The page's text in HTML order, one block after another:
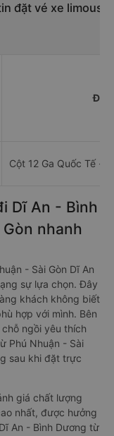
đặt vé xe
Cột 12 Ga Quốc Tế -
Dĩ An - Bình
nhanh
- Sài Gòn Dĩ An
sự lựa chọn. Đây
khách không biết
hợp với mình. Bên
ngồi yêu thích
Phú Nhuận - Sài
sau khi đặt trực
giá chất lượng
nhất, được hưởng
An - Bình Dương từ